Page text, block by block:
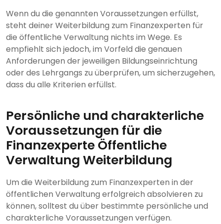
Wenn du die genannten Voraussetzungen erfüllst,
steht deiner Weiterbildung zum Finanzexperten für
die öffentliche Verwaltung nichts im Wege. Es
empfiehlt sich jedoch, im Vorfeld die genauen
Anforderungen der jeweiligen Bildungseinrichtung
oder des Lehrgangs zu überprüfen, um sicherzugehen,
dass du alle Kriterien erfüllst.
Persönliche und charakterliche
Voraussetzungen für die
Finanzexperte Öffentliche
Verwaltung Weiterbildung
Um die Weiterbildung zum Finanzexperten in der
öffentlichen Verwaltung erfolgreich absolvieren zu
können, solltest du über bestimmte persönliche und
charakterliche Voraussetzungen verfügen.